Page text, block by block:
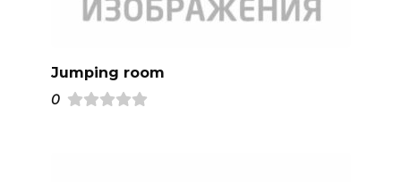
Jumping room
0